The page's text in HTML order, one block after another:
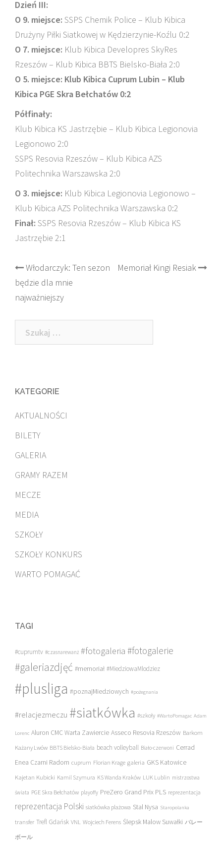
Dzień III:
O 9. miejsce: SSPS Chemik Police – Klub Kibica
Drużyny Piłki Siatkowej w Kędzierzynie-Koźlu 0:2
O 7. miejsce: Klub Kibica Developres SkyRes
Rzeszów – Klub Kibica BBTS Bielsko-Biała 2:0
O 5. miejsce: Klub Kibica Cuprum Lubin – Klub
Kibica PGE Skra Bełchatów 0:2
Półfinały:
Klub Kibica KS Jastrzębie – Klub Kibica Legionovia
Legionowo 2:0
SSPS Resovia Rzeszów – Klub Kibica AZS
Politechnika Warszawska 2:0
O 3. miejsce: Klub Kibica Legionovia Legionowo –
Klub Kibica AZS Politechnika Warszawska 0:2
Finał: SSPS Resovia Rzeszów – Klub Kibica KS
Jastrzębie 2:1
Post
navigation
Włodarczyk: Ten sezon
będzie dla mnie
najważniejszy
Memoriał Kingi Resiak
Szukaj:
KATEGORIE
AKTUALNOŚCI
BILETY
GALERIA
GRAMY RAZEM
MECZE
MEDIA
SZKOŁY
SZKOŁY KONKURS
WARTO POMAGAĆ
TAGI
#cuprumtv #czasnarewanż #fotogaleria #fotogalerie
#galeriazdjęć #memoriał #MiedziowaMlodziez
#plusliga #poznajMiedziowych #pożegnania
#relacjezmeczu #siatkówka #szkoły #WartoPomagac Adam
Lorenc Aluron CMC Warta Zawiercie Asseco Resovia Rzeszów Barkom
Każany Lwów BBTS Bielsko-Biała beach volleyball Biało-czerwoni Cerrad
Enea Czarni Radom cuprum Florian Krage galeria GKS Katowice
Kajetan Kubicki Kamil Szymura KS Wanda Kraków LUK Lublin mistrzostwa
świata PGE Skra Bełchatów playoffy PreZero Grand Prix PLS reprezentacja
reprezentacja Polski siatkówka plażowa Stal Nysa Staropolanka
transfer Trefl Gdańsk VNL Wojciech Ferens Ślepsk Malow Suwałki バレー
ボール